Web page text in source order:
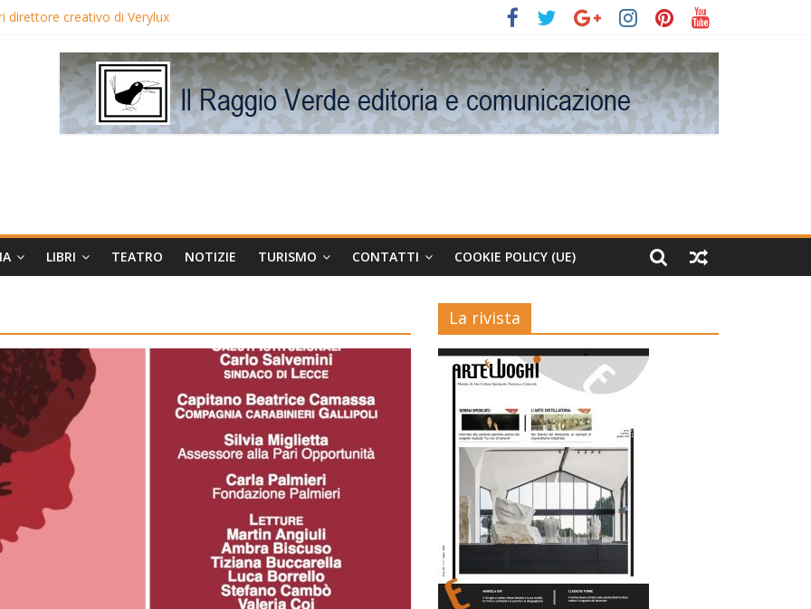
direttore creativo di Verylux
Edwards in proiezione per i LunedìLùmière
la regista Liliana Cavani e Tomas Milian
Avis
LIBRI TEATRO NOTIZIE TURISMO CONTATTI COOKIE POLICY (UE)
La rivista